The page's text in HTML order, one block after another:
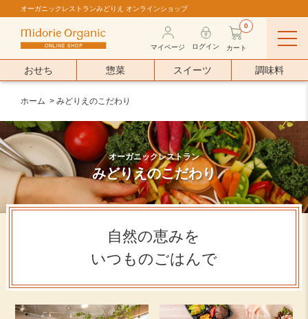
オーガニックレストランみどりえ オンラインショップ
マイページ ログイン
0
カート
おせち 惣菜 スイーツ 調味料
ホーム > みどりえのこだわり
オーガニックレストラン
みどりえのこだわり
自然の恵みを
いつものごはんで